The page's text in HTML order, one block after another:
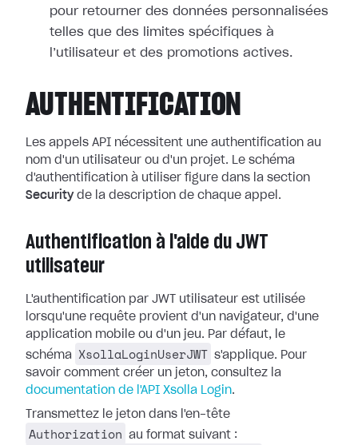
pour retourner des données personnalisées
telles que des limites spécifiques à
l’utilisateur et des promotions actives.
AUTHENTIFICATION
Les appels API nécessitent une authentification au
nom d'un utilisateur ou d'un projet. Le schéma
d'authentification à utiliser figure dans la section
Securityde la description de chaque appel.
Authentification à l'aide du JWT
utilisateur
L'authentification par JWT utilisateur est utilisée
lorsqu'une requête provient d'un navigateur, d'une
application mobile ou d'un jeu. Par défaut, le
schéma
XsollaLoginUserJWT s'applique. Pour
savoir comment créer un jeton, consultez la
documentation de l'API Xsolla Login.
Transmettez le jeton dans l'en-tête
Authorization au format suivant :